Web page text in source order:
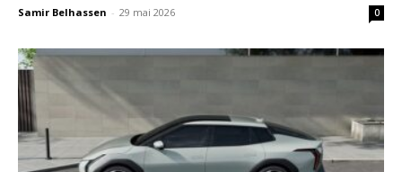
Samir Belhassen - 29 mai 2026 0